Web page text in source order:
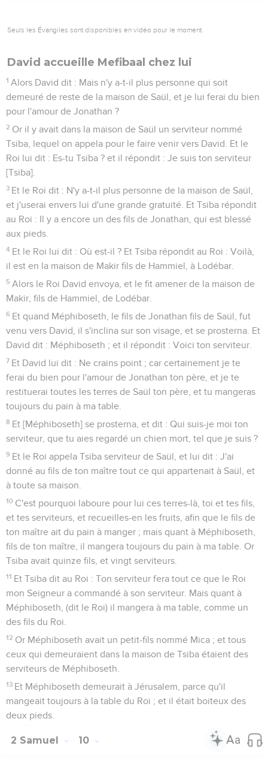
Seuls les Évangiles sont disponibles en vidéo pour le moment.
David accueille Mefibaal chez lui
1 Alors David dit : Mais n'y a-t-il plus personne qui soit
demeuré de reste de la maison de Saül, et je lui ferai du bien
pour l'amour de Jonathan ?
2 Or il y avait dans la maison de Saül un serviteur nommé
Tsiba, lequel on appela pour le faire venir vers David. Et le
Roi lui dit : Es-tu Tsiba ? et il répondit : Je suis ton serviteur
[Tsiba].
3 Et le Roi dit : N'y a-t-il plus personne de la maison de Saül,
et j'userai envers lui d'une grande gratuité. Et Tsiba répondit
au Roi : Il y a encore un des fils de Jonathan, qui est blessé
aux pieds.
4 Et le Roi lui dit : Où est-il ? Et Tsiba répondit au Roi : Voilà,
il est en la maison de Makir fils de Hammiel, à Lodébar.
5 Alors le Roi David envoya, et le fit amener de la maison de
Makir, fils de Hammiel, de Lodébar.
6 Et quand Méphiboseth, le fils de Jonathan fils de Saül, fut
venu vers David, il s'inclina sur son visage, et se prosterna. Et
David dit : Méphiboseth ; et il répondit : Voici ton serviteur.
7 Et David lui dit : Ne crains point ; car certainement je te
ferai du bien pour l'amour de Jonathan ton père, et je te
restituerai toutes les terres de Saül ton père, et tu mangeras
toujours du pain à ma table.
8 Et [Méphiboseth] se prosterna, et dit : Qui suis-je moi ton
serviteur, que tu aies regardé un chien mort, tel que je suis ?
9 Et le Roi appela Tsiba serviteur de Saül, et lui dit : J'ai
donné au fils de ton maître tout ce qui appartenait à Saül, et
à toute sa maison.
10 C'est pourquoi laboure pour lui ces terres-là, toi et tes fils,
et tes serviteurs, et recueilles-en les fruits, afin que le fils de
ton maître ait du pain à manger ; mais quant à Méphiboseth,
fils de ton maître, il mangera toujours du pain à ma table. Or
Tsiba avait quinze fils, et vingt serviteurs.
11 Et Tsiba dit au Roi : Ton serviteur fera tout ce que le Roi
mon Seigneur a commandé à son serviteur. Mais quant à
Méphiboseth, (dit le Roi) il mangera à ma table, comme un
des fils du Roi.
12 Or Méphiboseth avait un petit-fils nommé Mica ; et tous
ceux qui demeuraient dans la maison de Tsiba étaient des
serviteurs de Méphiboseth.
13 Et Méphiboseth demeurait à Jérusalem, parce qu'il
mangeait toujours à la table du Roi ; et il était boiteux des
deux pieds.
2 Samuel 10